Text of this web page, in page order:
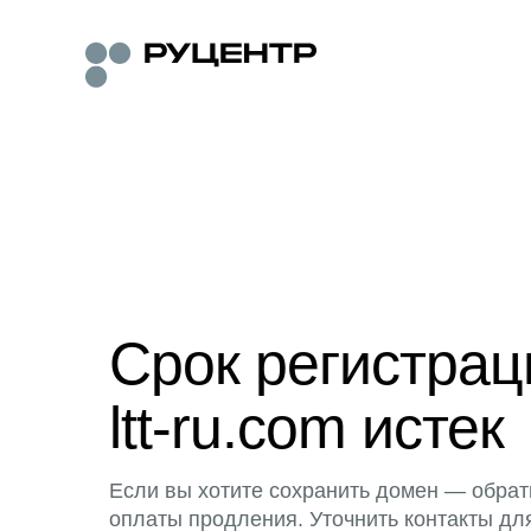
Срок
ltt-ru.com истек
Если вы хотите сохранить домен —
оплаты продления. Уточнить контакты